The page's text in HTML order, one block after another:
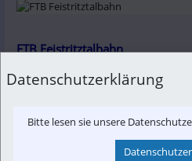
FTB Feistritztalbahn
Unsere Social Media Konten auf
Datenschutzerklärung
Bitte lesen sie unsere